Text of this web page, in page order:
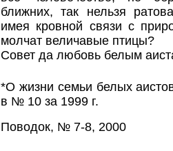
ближних, так нельзя
имея кровной связи с
молчат величавые птицы?
Совет да любовь белым
*О жизни семьи белых
в № 10 за 1999 г.
Поводок, № 7-8, 2000